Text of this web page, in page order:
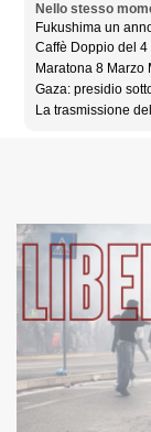
Nello stesso
Fukushima un
Caffè Doppio del 4
Maratona 8 Marzo
Gaza: presidio
La trasmissione